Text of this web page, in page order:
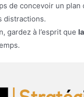
de concevoir un plan
distractions.
gardez à l’esprit que